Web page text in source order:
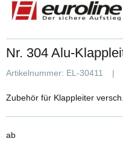
Nr. 304 Alu-
Artikelnummer: EL-30411
Zubehör für Klappleiter
ab